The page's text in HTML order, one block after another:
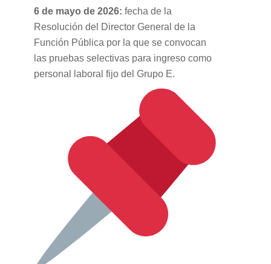
6 de mayo de 2026: fecha de la
Resolución del Director General de la
Función Pública por la que se convocan
las pruebas selectivas para ingreso como
personal laboral fijo del Grupo E.